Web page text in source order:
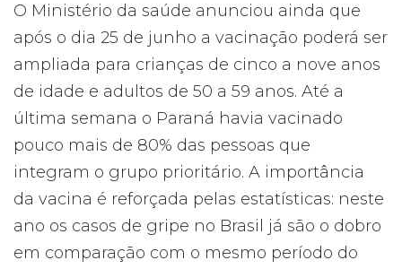
O Ministério da saúde anunciou ainda que
após o dia 25 de junho a vacinação poderá ser
ampliada para crianças de cinco a nove anos
de idade e adultos de 50 a 59 anos. Até a
última semana o Paraná havia vacinado
pouco mais de 80% das pessoas que
integram o grupo prioritário. A importância
da vacina é reforçada pelas estatísticas: neste
ano os casos de gripe no Brasil já são o dobro
em comparação com o mesmo período do